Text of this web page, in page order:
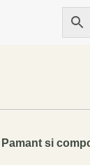
Pamant si